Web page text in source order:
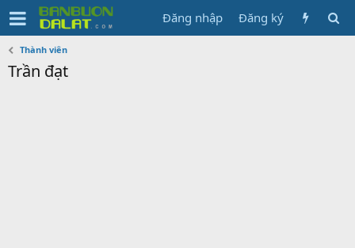
Đăng nhập Đăng ký
Thành viên
Trần đạt